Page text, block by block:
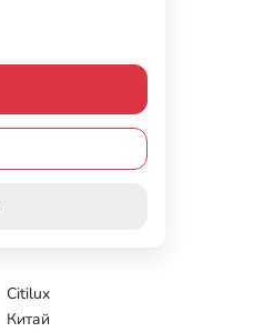
Citilux
Китай